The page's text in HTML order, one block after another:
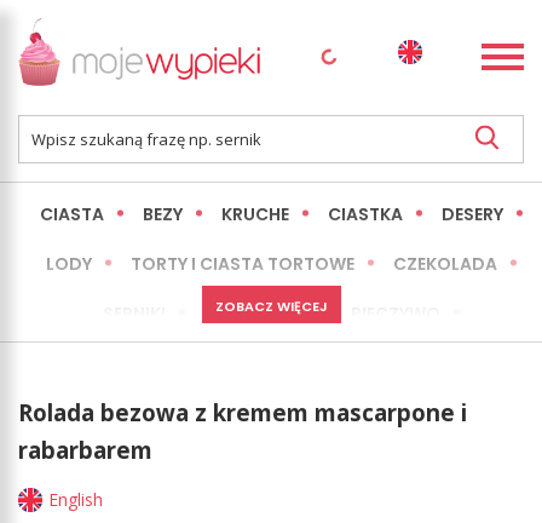
CIASTA BEZY KRUCHE CIASTKA DESERY
LODY TORTY I CIASTA TORTOWE CZEKOLADA
MINI WYPIEKI
LŻEJSZE / ZDROWSZE INNE
ZOBACZ WIĘCEJ
Rolada bezowa z kremem mascarpone i
rabarbarem
English